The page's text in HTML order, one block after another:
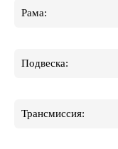
Рама:
Подвеска:
Трансмиссия: